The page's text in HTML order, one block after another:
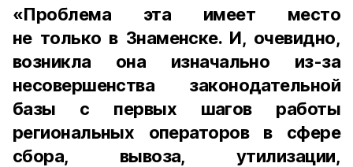
«Проблема эта имеет место
не только в Знаменске. И, очевидно,
возникла она изначально из-за
несовершенства законодательной
базы с первых шагов работы
региональных операторов в сфере
сбора, вывоза, утилизации,